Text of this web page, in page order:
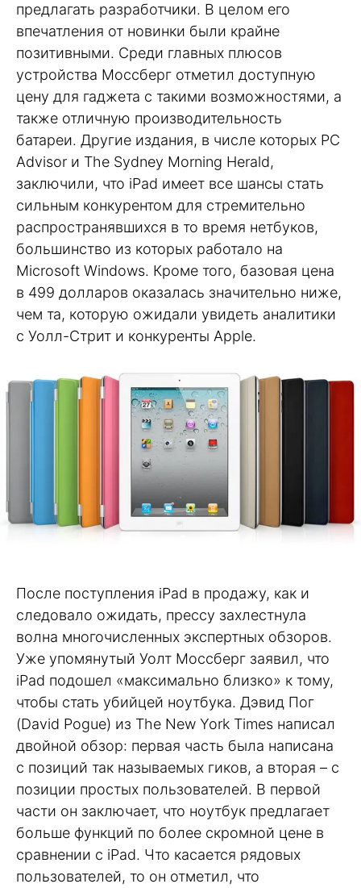
предлагать разработчики. В целом его
впечатления от новинки были крайне
позитивными. Среди главных плюсов
устройства Моссберг отметил доступную
цену для гаджета с такими возможностями, а
также отличную производительность
батареи. Другие издания, в числе которых PC
Advisor и The Sydney Morning Herald,
заключили, что iPad имеет все шансы стать
сильным конкурентом для стремительно
распространявшихся в то время нетбуков,
большинство из которых работало на
Microsoft Windows. Кроме того, базовая цена
в 499 долларов оказалась значительно ниже,
чем та, которую ожидали увидеть аналитики
с Уолл-Стрит и конкуренты Apple.
После поступления iPad в продажу, как и
следовало ожидать, прессу захлестнула
волна многочисленных экспертных обзоров.
Уже упомянутый Уолт Моссберг заявил, что
iPad подошел «максимально близко» к тому,
чтобы стать убийцей ноутбука. Дэвид Пог
(David Pogue) из The New York Times написал
двойной обзор: первая часть была написана
с позиций так называемых гиков, а вторая – с
позиции простых пользователей. В первой
части он заключает, что ноутбук предлагает
больше функций по более скромной цене в
сравнении с iPad. Что касается рядовых
пользователей, то он отметил, что